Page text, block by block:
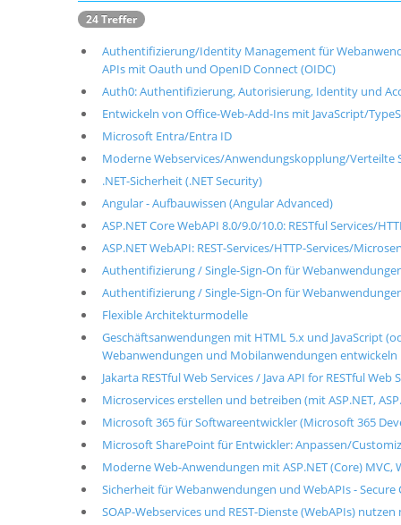
24 Treffer
Authentifizierung/Identity Management für
APIs mit Oauth und OpenID Connect (OIDC)
Auth0: Authentifizierung, Autorisierung, Identity und
Entwickeln von Office-Web-Add-Ins mit JavaScript/
Microsoft Entra/Entra ID
Moderne Webservices/Anwendungskopplung/Verteilte
.NET-Sicherheit (.NET Security)
Angular - Aufbauwissen (Angular Advanced)
ASP.NET Core WebAPI 8.0/9.0/10.0: RESTful Services/
ASP.NET WebAPI: REST-Services/HTTP-Services/
Authentifizierung / Single-Sign-On für
Authentifizierung / Single-Sign-On für
Flexible Architekturmodelle
Geschäftsanwendungen mit HTML 5.x und JavaScript
Webanwendungen und Mobilanwendungen entwickeln
Jakarta RESTful Web Services / Java API for RESTful Web
Microservices erstellen und betreiben (mit ASP.NET,
Microsoft 365 für Softwareentwickler (Microsoft 365
Microsoft SharePoint für Entwickler: Anpassen/
Moderne Web-Anwendungen mit ASP.NET (Core)
Sicherheit für Webanwendungen und WebAPIs -
SOAP-Webservices und REST-Dienste (WebAPIs) nutzen